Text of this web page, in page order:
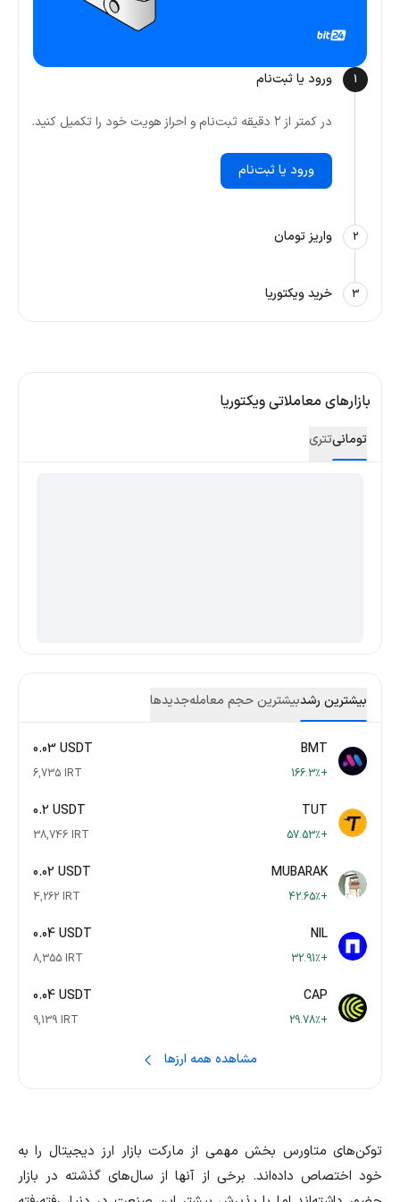
1 ورود یا ثبت‌نام
در کمتر از ۲ دقیقه ثبت‌نام و احراز هویت خود را تکمیل کنید.
ورود یا ثبت‌نام
2 واریز تومان
3 خرید ویکتوریا
توکن‌های متاورس بخش مهمی از مارکت بازار ارز دیجیتال را به
خود اختصاص داده‌اند. برخی از آنها از سال‌های گذشته در بازار
بازارهای معاملاتی ویکتوریا
تومانیتتری
بیشترین رشدبیشترین حجم معاملهجدید‌ها
BMT
0.03 USDT
+166.3٪ 6,735 IRT
TUT
0.2 USDT
+57.53٪ 38,746 IRT
MUBARAK
0.02 USDT
+42.65٪ 4,262 IRT
NIL
0.04 USDT
+32.91٪ 8,355 IRT
CAP
0.04 USDT
+29.78٪ 9,139 IRT
مشاهده همه ارزها